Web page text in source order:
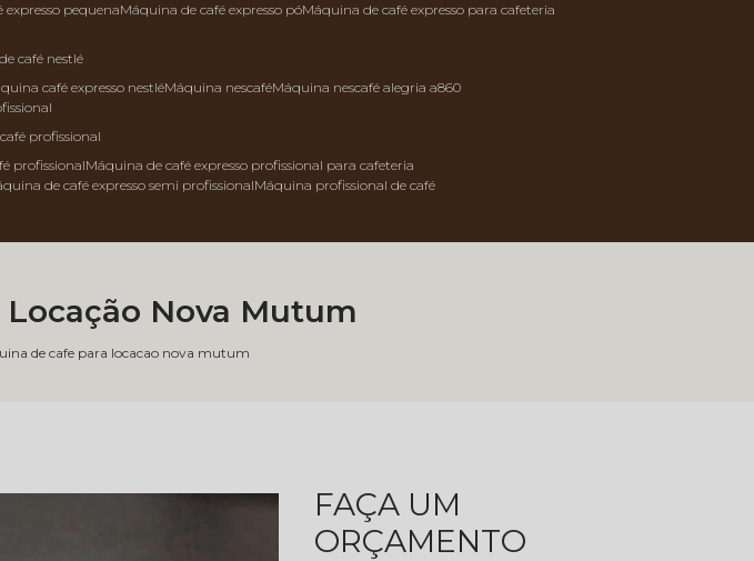
expresso pequena máquina de café expresso pó
máquina de café expresso para cafeteria
café nestlé
café expresso nestlé máquina nescafé
máquina nescafé alegria a860
café profissional
profissional
máquina de café expresso profissional para cafeteria
de café expresso semi profissional
máquina profissional de café
de cafe para locacao nova mutum
Nova Mutum
FAÇA UM
ORÇAMENTO